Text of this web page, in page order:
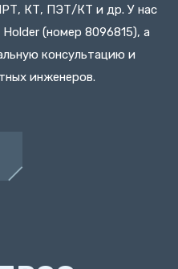
КТ, ПЭТ/КТ и др. У нас
(номер 8096815), а
консультацию и
инженеров.